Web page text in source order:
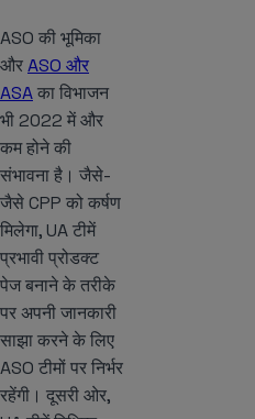
ASO की भूमिका
औरASO और
ASAका विभाजन
भी 2022 में और
कम होने की
संभावना है। जैसे-
जैसे CPP को कर्षण
मिलेगा, UA टीमें
प्रभावी प्रोडक्ट
पेज बनाने के तरीके
पर अपनी जानकारी
साझा करने के लिए
ASO टीमों पर निर्भर
रहेंगी। दूसरी ओर,